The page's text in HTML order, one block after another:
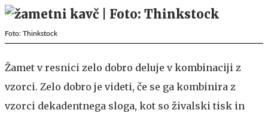
Foto: Thinkstock
Žamet v resnici zelo dobro deluje v kombinaciji z
vzorci. Zelo dobro je videti, če se ga kombinira z
vzorci dekadentnega sloga, kot so živalski tisk in